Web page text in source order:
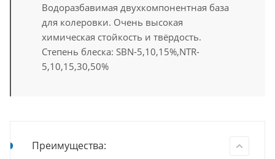
Водоразбавимая двухкомпонентная база
для колеровки. Очень высокая
химическая стойкость и твёрдость.
Степень блеска: SBN-5,10,15%,NTR-
5,10,15,30,50%
Преимущества: